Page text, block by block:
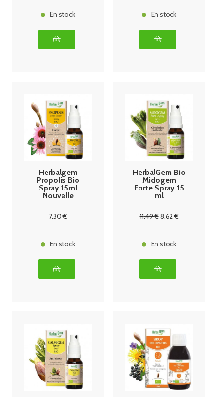
En stock En stock
Herbalgem
Propolis Bio
Spray 15ml
Nouvelle
7.30€
En stock
HerbalGem Bio
Midogem
Forte Spray 15
ml
11.49€8.62€
En stock